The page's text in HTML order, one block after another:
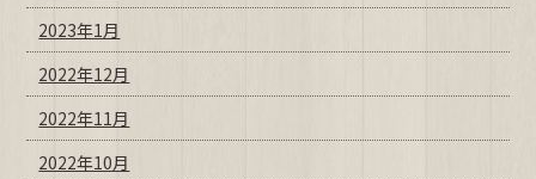
2023年1月
2022年12月
2022年11月
2022年10月